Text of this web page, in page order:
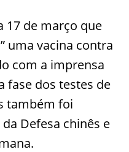
17 de março que
uma vacina contra
com a imprensa
fase dos testes de
também foi
Defesa chinês e